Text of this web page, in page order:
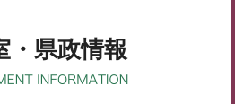
・県政情報